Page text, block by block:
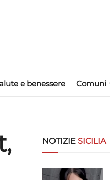
e benessere Comuni
NOTIZIE SICILIA